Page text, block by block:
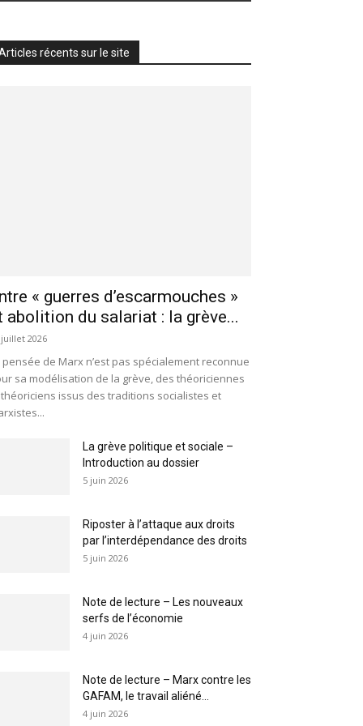
récents sur le site
« guerres d’escarmouches »
abolition du salariat : la grève...
juillet 2026
pensée de Marx n’est pas spécialement reconnue
sa modélisation de la grève, des théoriciennes
issus des traditions socialistes et
La grève politique et sociale –
Introduction au dossier
5 juin 2026
Riposter à l’attaque aux droits
par l’interdépendance des droits
5 juin 2026
Note de lecture – Les nouveaux
serfs de l’économie
4 juin 2026
Note de lecture – Marx contre les
GAFAM, le travail aliéné...
4 juin 2026